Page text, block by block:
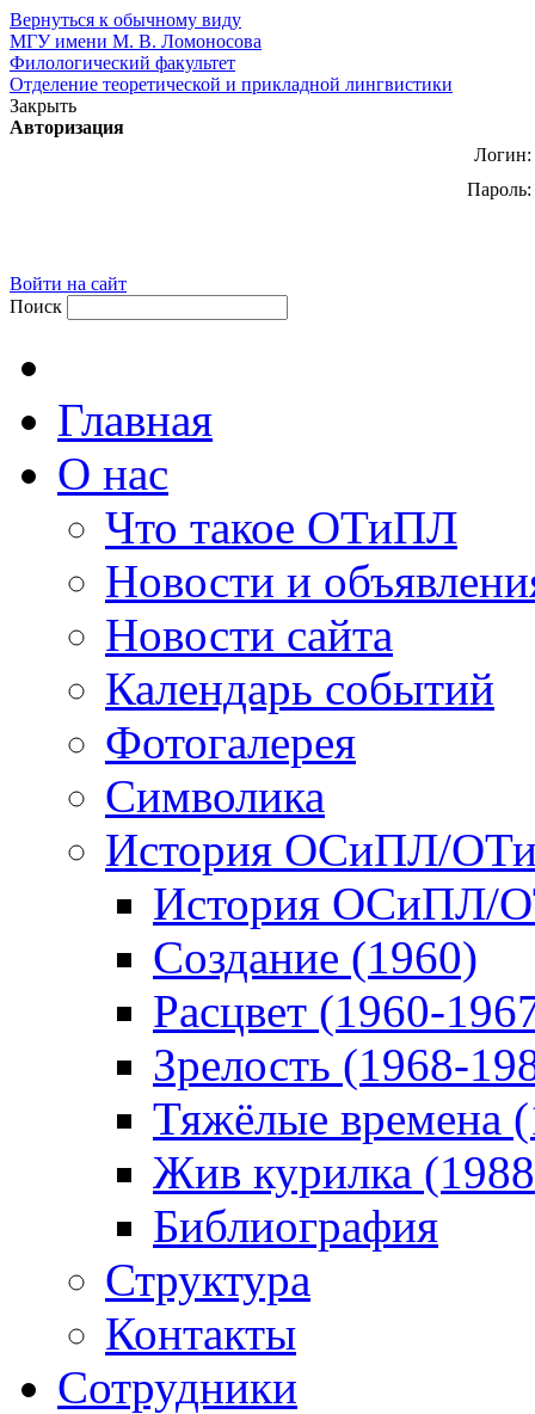
Вернуться к обычному виду
МГУ имени М. В. Ломоносова
Филологический факультет
Отделение теоретической и прикладной лингвистики
Закрыть
Авторизация
Логин:
Пароль:
Войти на сайт
Поиск
Главная
О нас
Что такое ОТиПЛ
Новости и
Новости сайта
Календарь событий
Фотогалерея
Символика
История ОСиПЛ/
История ОСиПЛ/
Создание (1960)
Расцвет (1960-
Зрелость (1968-
Тяжёлые времена
Жив курилка
Библиография
Структура
Контакты
Сотрудники